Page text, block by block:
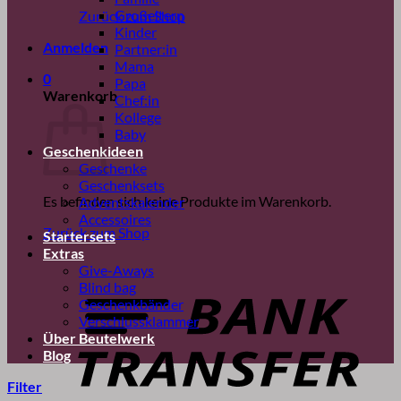
Zurück zum Shop
Anmelden
0
Warenkorb
Es befinden sich keine Produkte im Warenkorb.
Zurück zum Shop
Großeltern
Kinder
Partner:in
Mama
Papa
Chef:in
Kollege
Baby
Geschenkideen
Geschenke
Geschenksets
Adventskalender
Accessoires
Startersets
Extras
Give-Aways
Blind bag
Geschenkbänder
Verschlussklammer
Über Beutelwerk
Blog
Filter